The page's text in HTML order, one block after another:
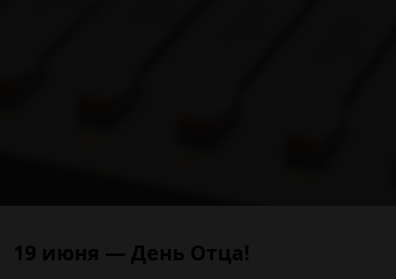
19 июня — День Отца!